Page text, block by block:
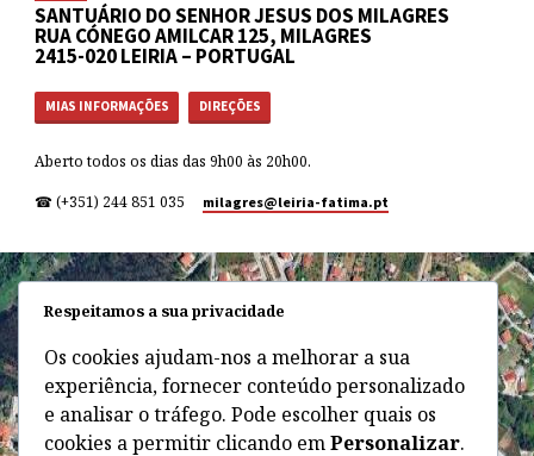
SANTUÁRIO DO SENHOR JESUS DOS MILAGRES
RUA CÓNEGO AMILCAR 125, MILAGRES
2415-020 LEIRIA – PORTUGAL
MIAS INFORMAÇÕES DIREÇÕES
Aberto todos os dias das 9h00 às 20h00.
☎ (+351) 244 851 035 milagres​@leiria-fatima.pt
Respeitamos a sua privacidade
Os cookies ajudam-nos a melhorar a sua
experiência, fornecer conteúdo personalizado
e analisar o tráfego. Pode escolher quais os
cookies a permitir clicando emPersonalizar.